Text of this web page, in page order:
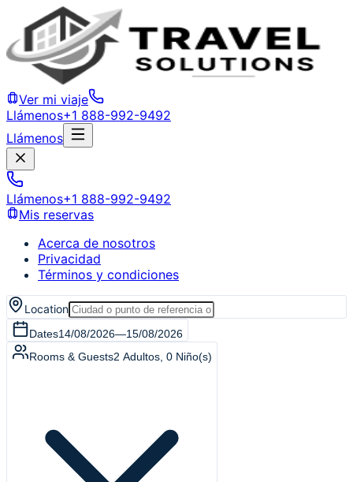
Ver mi viaje
Llámenos+1 888-992-9492
Llámenos
Llámenos+1 888-992-9492
Mis reservas
Acerca de nosotros
Privacidad
Términos y condiciones
Location
Dates14/08/2026—15/08/2026
Rooms & Guests2 Adultos 0 Niño(s)